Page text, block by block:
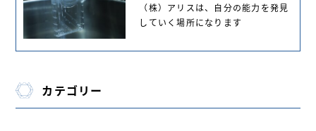
（株）アリスは、自分の能力を発見
していく場所になります
カテゴリー